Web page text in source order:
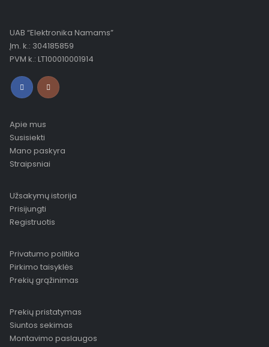
UAB “Elektronika Namams”
Įm. k.: 304185859
PVM k.: LT100010001914
Apie mus
Susisiekti
Mano paskyra
Straipsniai
Užsakymų istorija
Prisijungti
Registruotis
Privatumo politika
Pirkimo taisyklės
Prekių grąžinimas
Prekių pristatymas
Siuntos sekimas
Montavimo paslaugos